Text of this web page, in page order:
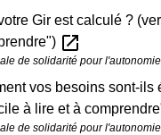
Gir est calculé ?
open_in_new
de solidarité pour
vos besoins sont-ils
à lire et à
de solidarité pour